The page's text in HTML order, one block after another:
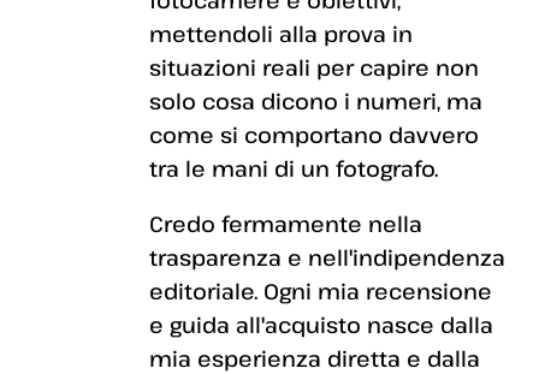
mettendoli alla prova in
situazioni reali per capire non
solo cosa dicono i numeri, ma
come si comportano davvero
tra le mani di un fotografo.
Credo fermamente nella
trasparenza e nell'indipendenza
editoriale. Ogni mia recensione
e guida all'acquisto nasce dalla
mia esperienza diretta e dalla